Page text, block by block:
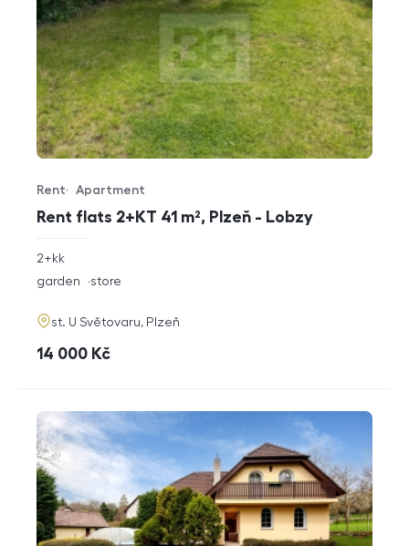
Rent flats 2+KT 41 m², Plzeň - Lobzy
Offer type
Rent
Property type
Apartment
rozměry
2+kk
funkce
garden store
adresa
st. U Světovaru, Plzeň
cena
14 000 Kč